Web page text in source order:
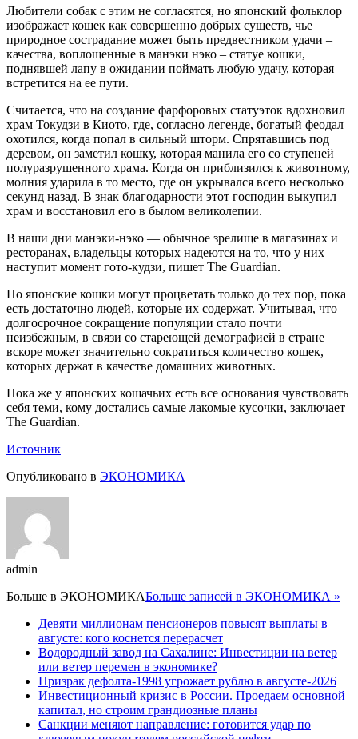
Любители собак с этим не согласятся, но японский фольклор
изображает кошек как совершенно добрых существ, чье
природное сострадание может быть предвестником удачи –
качества, воплощенные в манэки нэко – статуе кошки,
поднявшей лапу в ожидании поймать любую удачу, которая
встретится на ее пути.
Считается, что на создание фарфоровых статуэток вдохновил
храм Токудзи в Киото, где, согласно легенде, богатый феодал
охотился, когда попал в сильный шторм. Спрятавшись под
деревом, он заметил кошку, которая манила его со ступеней
полуразрушенного храма. Когда он приблизился к животному,
молния ударила в то место, где он укрывался всего несколько
секунд назад. В знак благодарности этот господин выкупил
храм и восстановил его в былом великолепии.
В наши дни манэки-нэко — обычное зрелище в магазинах и
ресторанах, владельцы которых надеются на то, что у них
наступит момент гото-кудзи, пишет The Guardian.
Но японские кошки могут процветать только до тех пор, пока
есть достаточно людей, которые их содержат. Учитывая, что
долгосрочное сокращение популяции стало почти
неизбежным, в связи со стареющей демографией в стране
вскоре может значительно сократиться количество кошек,
которых держат в качестве домашних животных.
Пока же у японских кошачьих есть все основания чувствовать
себя теми, кому достались самые лакомые кусочки, заключает
The Guardian.
Источник
Опубликовано в ЭКОНОМИКА
admin
Больше в ЭКОНОМИКАБольше записей в ЭКОНОМИКА »
Девяти миллионам пенсионеров повысят выплаты в
августе: кого коснется перерасчет
Водородный завод на Сахалине: Инвестиции на ветер
или ветер перемен в экономике?
Призрак дефолта-1998 угрожает рублю в августе-2026
Инвестиционный кризис в России. Проедаем основной
капитал, но строим грандиозные планы
Санкции меняют направление: готовится удар по